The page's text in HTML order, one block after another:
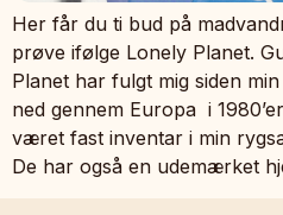
Her får du ti bud på
prøve ifølge Lonely Planet.
Planet har fulgt mig siden
ned gennem Europa i
været fast inventar i min
De har også en udemærket